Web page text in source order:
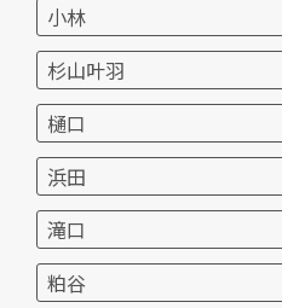
小林
杉山叶羽
樋口
浜田
滝口
粕谷